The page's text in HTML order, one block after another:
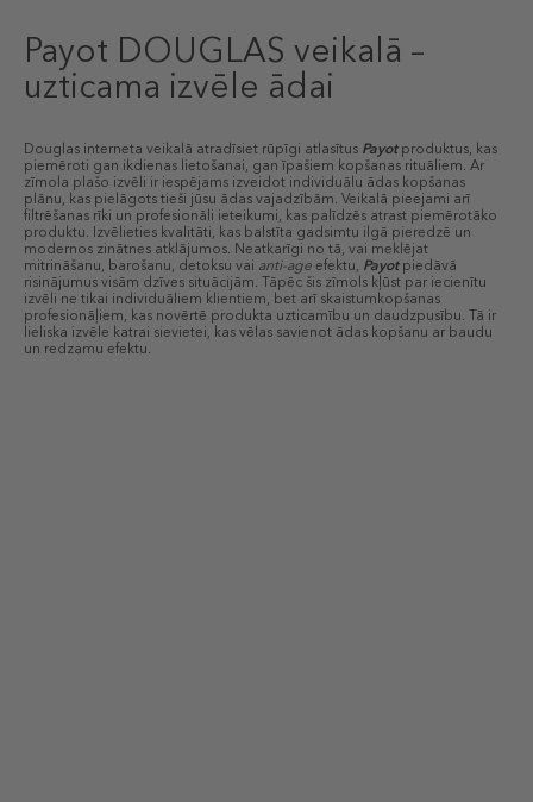
Payot DOUGLAS veikalā –
uzticama izvēle ādai
Douglas interneta veikalā atradīsiet rūpīgi atlasītus Payotproduktus, kas
piemēroti gan ikdienas lietošanai, gan īpašiem kopšanas rituāliem. Ar
zīmola plašo izvēli ir iespējams izveidot individuālu ādas kopšanas
plānu, kas pielāgots tieši jūsu ādas vajadzībām. Veikalā pieejami arī
filtrēšanas rīki un profesionāli ieteikumi, kas palīdzēs atrast piemērotāko
produktu. Izvēlieties kvalitāti, kas balstīta gadsimtu ilgā pieredzē un
modernos zinātnes atklājumos. Neatkarīgi no tā, vai meklējat
mitrināšanu, barošanu, detoksu vai anti-age efektu, Payotpiedāvā
risinājumus visām dzīves situācijām. Tāpēc šis zīmols kļūst par iecienītu
izvēli ne tikai individuāliem klientiem, bet arī skaistumkopšanas
profesionāļiem, kas novērtē produkta uzticamību un daudzpusību. Tā ir
lieliska izvēle katrai sievietei, kas vēlas savienot ādas kopšanu ar baudu
un redzamu efektu.